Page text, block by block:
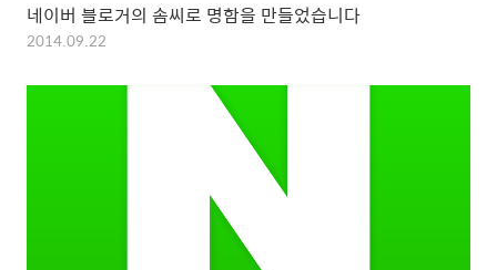
네이버 블로거의 솜씨로 명함을 만들었습니다
2014.09.22